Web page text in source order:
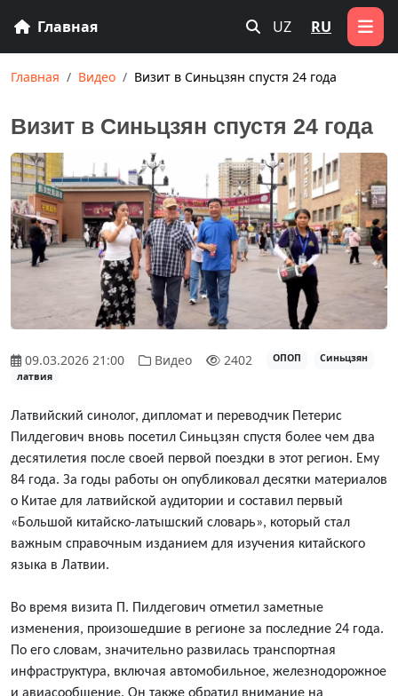
Главная UZ RU
Главная Видео Визит в Синьцзян спустя 24 года
Визит в Синьцзян спустя 24 года
09.03.2026 21:00 Видео 2402 ОПОП
Синьцзян
латвия
Латвийский синолог, дипломат и переводчик Петерис
Пилдегович вновь посетил Синьцзян спустя более чем два
десятилетия после своей первой поездки в этот регион. Ему
84 года. За годы работы он опубликовал десятки материалов
о Китае для латвийской аудитории и составил первый
«Большой китайско-латышский словарь», который стал
важным справочным изданием для изучения китайского
языка в Латвии.
Во время визита П. Пилдегович отметил заметные
изменения, произошедшие в регионе за последние 24 года.
По его словам, значительно развилась транспортная
инфраструктура, включая автомобильное, железнодорожное